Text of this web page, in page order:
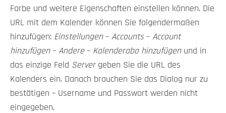
Farbe und weitere Eigenschaften einstellen können. Die
URL mit dem Kalender können Sie folgendermaßen
hinzufügen: Einstellungen– Accounts– Account
hinzufügen– Andere– Kalenderabo hinzufügenund in
das einzige Feld Servergeben Sie die URL des
Kalenders ein. Danach brauchen Sie das Dialog nur zu
bestätigen – Username und Passwort werden nicht
eingegeben.